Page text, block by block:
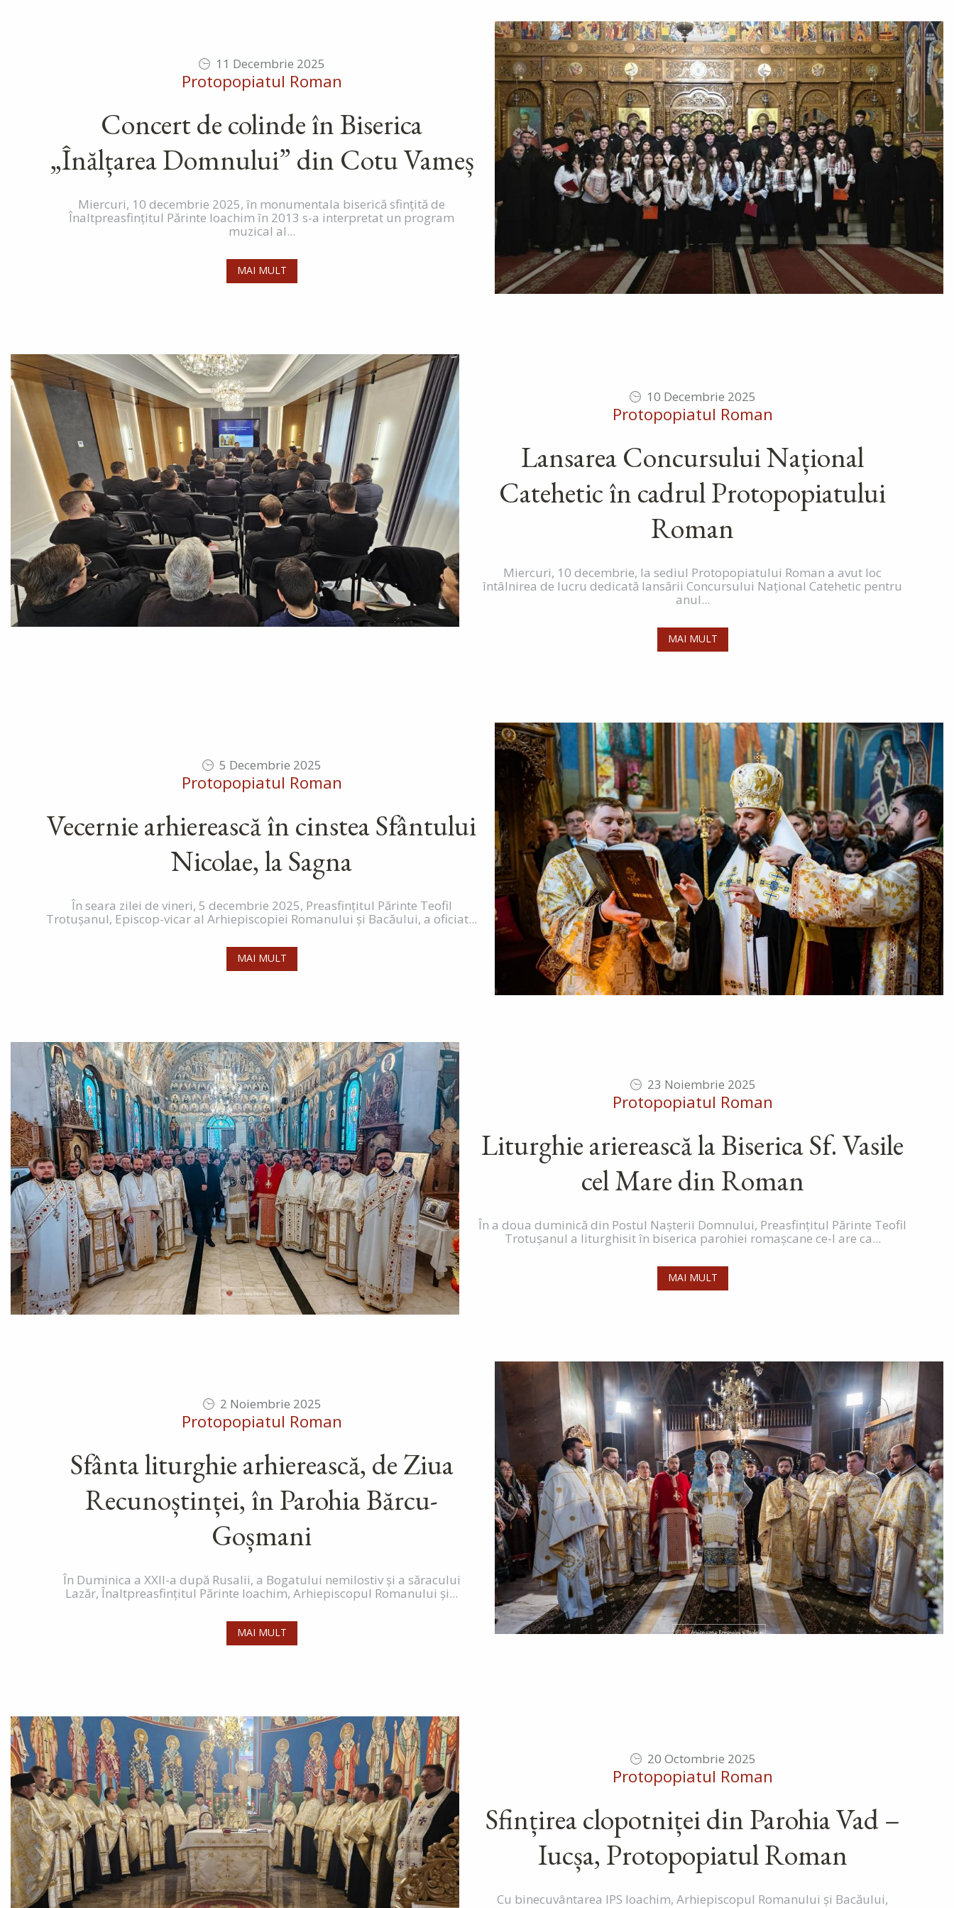
11 Decembrie 2025
Protopopiatul Roman
Concert de colinde în Biserica
„Înălțarea Domnului” din Cotu Vameș
Miercuri, 10 decembrie 2025, în monumentala biserică sfințită de
Înaltpreasfințitul Părinte Ioachim în 2013 s-a interpretat un program
muzical al...
MAI MULT
10 Decembrie 2025
Protopopiatul Roman
Lansarea Concursului Național
Catehetic în cadrul Protopopiatului
Roman
Miercuri, 10 decembrie, la sediul Protopopiatului Roman a avut loc
întâlnirea de lucru dedicată lansării Concursului Național Catehetic pentru
anul...
MAI MULT
5 Decembrie 2025
Protopopiatul Roman
Vecernie arhierească în cinstea Sfântului
Nicolae, la Sagna
În seara zilei de vineri, 5 decembrie 2025, Preasfințitul Părinte Teofil
Trotușanul, Episcop-vicar al Arhiepiscopiei Romanului și Bacăului, a oficiat...
MAI MULT
23 Noiembrie 2025
Protopopiatul Roman
Liturghie arierească la Biserica Sf. Vasile
cel Mare din Roman
În a doua duminică din Postul Nașterii Domnului, Preasfințitul Părinte Teofil
Trotușanul a liturghisit în biserica parohiei romașcane ce-l are ca...
MAI MULT
2 Noiembrie 2025
Protopopiatul Roman
Sfânta liturghie arhierească, de Ziua
Recunoștinței, în Parohia Bărcu-
Goșmani
În Duminica a XXII-a după Rusalii, a Bogatului nemilostiv și a săracului
Lazăr, Înaltpreasfințitul Părinte Ioachim, Arhiepiscopul Romanului și...
MAI MULT
20 Octombrie 2025
Protopopiatul Roman
Sfințirea clopotniței din Parohia Vad –
Iucșa, Protopopiatul Roman
Cu binecuvântarea IPS Ioachim, Arhiepiscopul Romanului și Bacăului,